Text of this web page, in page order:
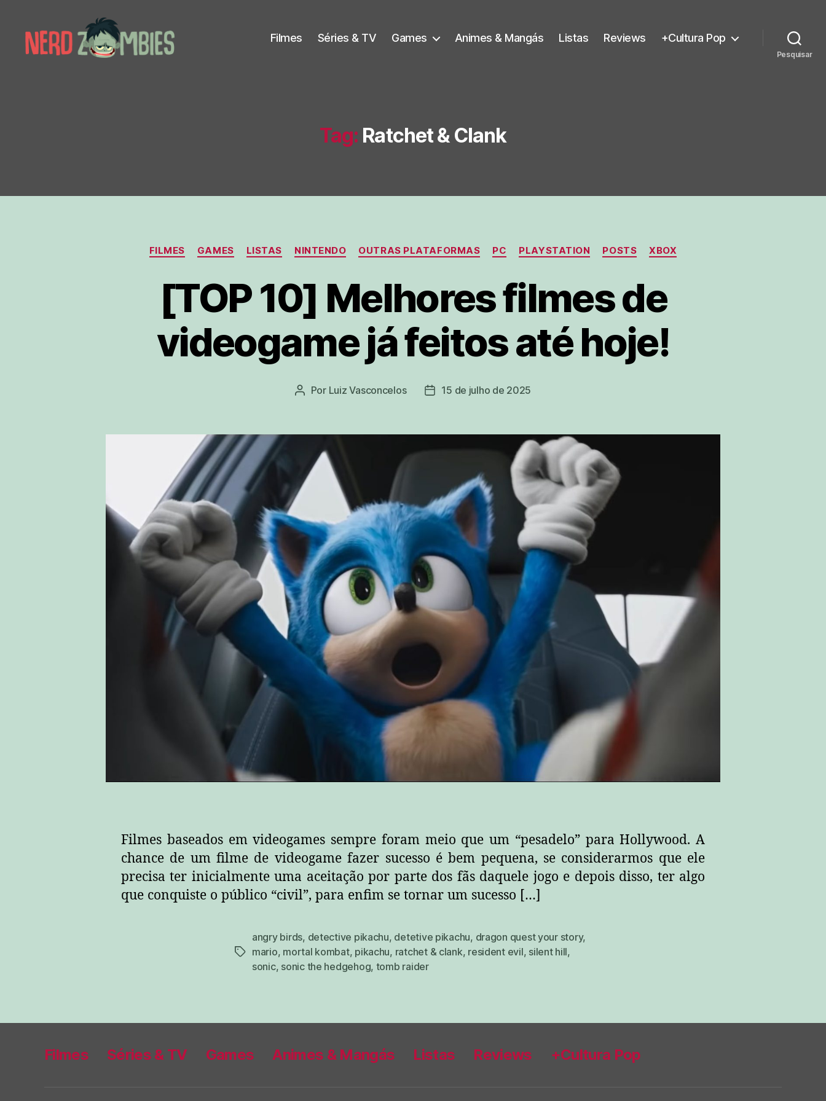
Filmes Séries & TV Games Animes & Mangás Listas Reviews +Cultura Pop
Pesquisar
Tag: Ratchet & Clank
Categorias
FILMES GAMES LISTAS NINTENDO OUTRAS PLATAFORMAS PC PLAYSTATION POSTS XBOX
[TOP 10] Melhores filmes de
videogame já feitos até hoje!
Autor
Por Luiz Vasconcelos
Data15 de julho de 2025
Filmes baseados em videogames sempre foram meio que um “pesadelo” para Hollywood. A
chance de um filme de videogame fazer sucesso é bem pequena, se considerarmos que ele
precisa ter inicialmente uma aceitação por parte dos fãs daquele jogo e depois disso, ter algo
que conquiste o público “civil”, para enfim se tornar um sucesso […]
tags
angry birds, detective pikachu, detetive pikachu, dragon quest your story,
mario, mortal kombat, pikachu, ratchet & clank, resident evil, silent hill,
sonic, sonic the hedgehog, tomb raider
Filmes Séries & TV Games Animes & Mangás Listas Reviews +Cultura Pop